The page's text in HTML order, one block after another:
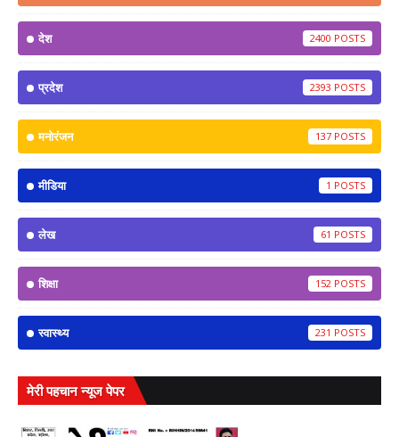
देश 2400
प्रदेश 2393
मनोरंजन 137
मीडिया 1
लेख 61
शिक्षा 152
स्वास्थ्य 231
मेरी पहचान न्यूज पेपर